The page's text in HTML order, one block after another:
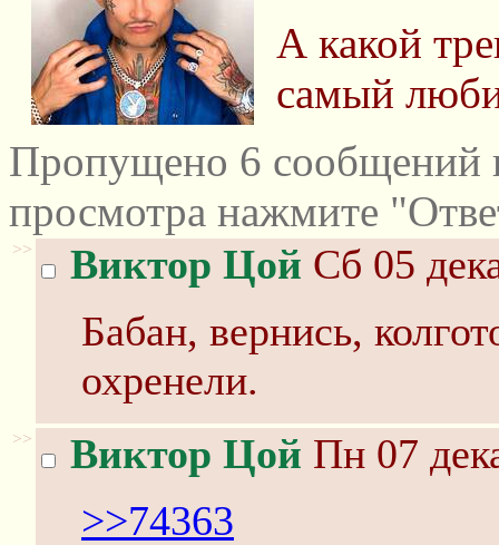
А какой
самый
Пропущено 6 сообщений
просмотра нажмите
>> Виктор Цой Сб 05
Бабан, вернись,
охренели.
>> Виктор Цой Пн 07
>>74363